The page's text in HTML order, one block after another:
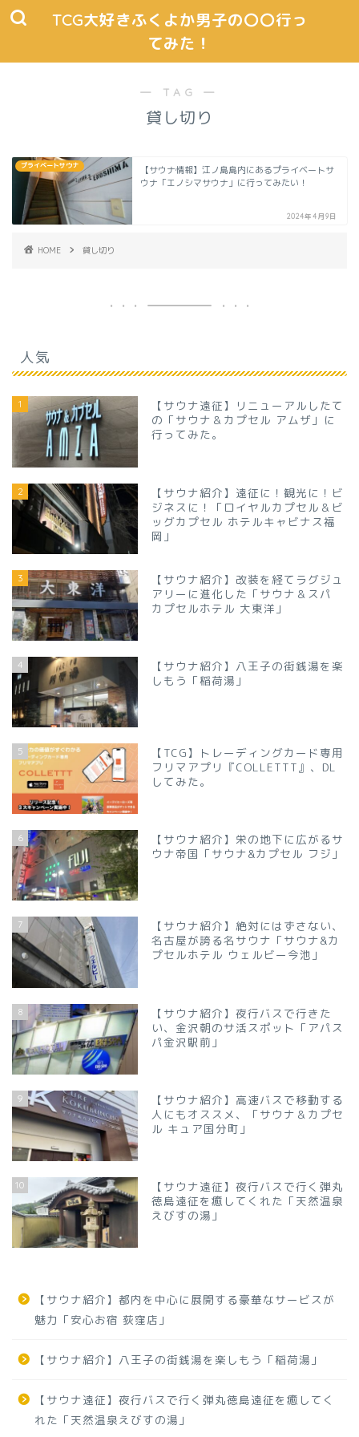
TCG大好きふくよか男子の〇〇行っ
てみた！
― TAG ―
貸し切り
プライベートサウナ
【サウナ情報】江ノ島島内にあるプライベートサ
ウナ「エノシマサウナ」に行ってみたい！
2024年4月9日
HOME 貸し切り
人気
1
【サウナ遠征】リニューアルしたて
の「サウナ＆カプセル アムザ」に
行ってみた。
2
【サウナ紹介】遠征に！観光に！ビ
ジネスに！「ロイヤルカプセル＆ビ
ッグカプセル ホテルキャビナス福
岡」
3
【サウナ紹介】改装を経てラグジュ
アリーに進化した「サウナ＆スパ
カプセルホテル 大東洋」
4
【サウナ紹介】八王子の街銭湯を楽
しもう「稲荷湯」
5
【TCG】トレーディングカード専用
フリマアプリ『COLLETTT』、DL
してみた。
6
【サウナ紹介】栄の地下に広がるサ
ウナ帝国「サウナ&カプセル フジ」
7
【サウナ紹介】絶対にはずさない、
名古屋が誇る名サウナ「サウナ&カ
プセルホテル ウェルビー今池」
8
【サウナ紹介】夜行バスで行きた
い、金沢朝のサ活スポット「アパス
パ金沢駅前」
9
【サウナ紹介】高速バスで移動する
人にもオススメ、「サウナ＆カプセ
ル キュア国分町」
10
【サウナ遠征】夜行バスで行く弾丸
徳島遠征を癒してくれた「天然温泉
えびすの湯」
【サウナ紹介】都内を中心に展開する豪華なサービスが
魅力「安心お宿 荻窪店」
【サウナ紹介】八王子の街銭湯を楽しもう「稲荷湯」
【サウナ遠征】夜行バスで行く弾丸徳島遠征を癒してく
れた「天然温泉えびすの湯」